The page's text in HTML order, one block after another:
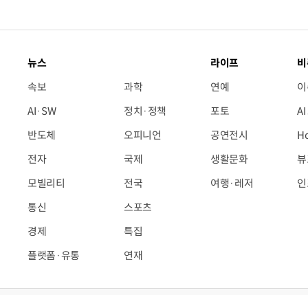
뉴스
속보
AI·SW
반도체
전자
모빌리티
통신
경제
플랫폼·유통
과학
정치·정책
오피니언
국제
전국
스포츠
특집
연재
라이프
연예
포토
공연전시
생활문화
여행·레저